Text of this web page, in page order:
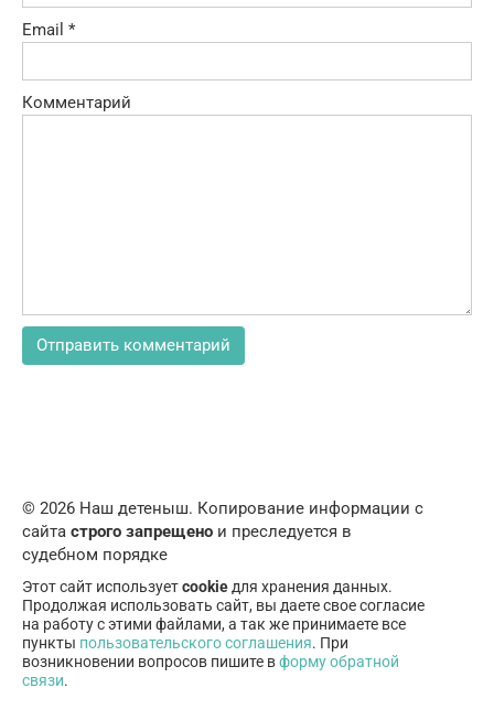
Email *
Комментарий
© 2026 Наш детеныш. Копирование информации с
сайта строго запрещено и преследуется в
судебном порядке
Этот сайт используетcookie для хранения данных.
Продолжая использовать сайт, вы даете свое согласие
на работу с этими файлами, а так же принимаете все
пункты пользовательского соглашения. При
возникновении вопросов пишите вформу обратной
связи.